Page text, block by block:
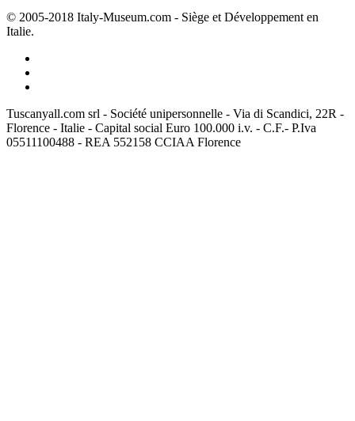
© 2005-2018 Italy-Museum.com - Siège et Développement en
Italie.
Tuscanyall.com srl - Société unipersonnelle - Via di Scandici, 22R -
Florence - Italie - Capital social Euro 100.000 i.v. - C.F.- P.Iva
05511100488 - REA 552158 CCIAA Florence